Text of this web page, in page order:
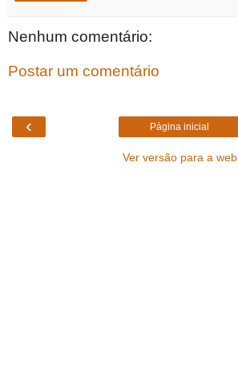
Nenhum comentário:
Postar um comentário
‹ Página inicial
Ver versão para a web